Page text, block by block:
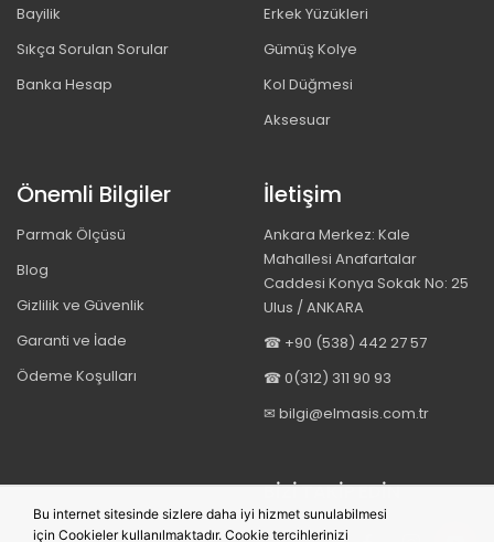
Bayilik
Sıkça Sorulan Sorular
Banka Hesap
Erkek Yüzükleri
Gümüş Kolye
Kol Düğmesi
Aksesuar
Önemli Bilgiler
Parmak Ölçüsü
Blog
Gizlilik ve Güvenlik
Garanti ve İade
Ödeme Koşulları
İletişim
Ankara Merkez: Kale
Mahallesi Anafartalar
Caddesi Konya Sokak No: 25
Ulus / ANKARA
☎ +90 (538) 442 27 57
☎ 0(312) 311 90 93
✉ bilgi@elmasis.com.tr
BIZI TAKIP EDIN
Bu internet sitesinde sizlere daha iyi hizmet sunulabilmesi
için Cookieler kullanılmaktadır. Cookie tercihlerinizi